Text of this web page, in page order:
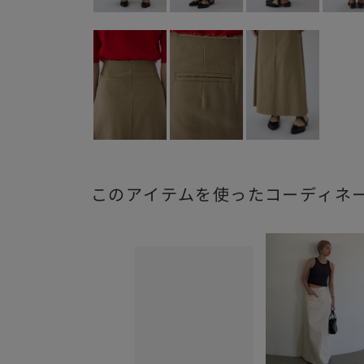
このアイテムを使ったコーディネ